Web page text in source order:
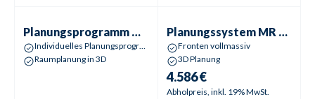
Planungsprogramm MR Kara Frame
Individuelles Planungsprogramm
Raumplanung in 3D
Planungssystem MR Kiana
Fronten vollmassiv
3D Planung
4.586 €
Abholpreis, inkl. 19% MwSt.